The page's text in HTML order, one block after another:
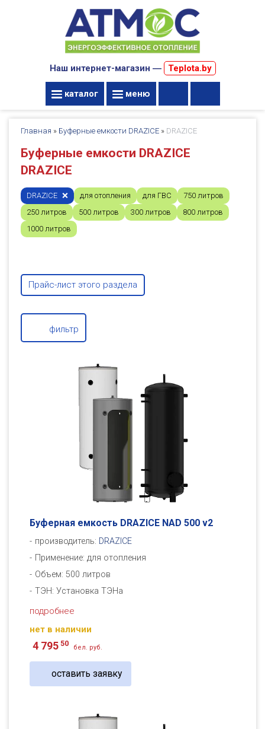
Наш интернет-магазин ― Teplota.by
каталог меню
Главная » Буферные емкости DRAZICE » DRAZICE
Буферные емкости DRAZICE
DRAZICE
DRAZICE для отопления для ГВС
750 литров
250 литров
500 литров 300 литров
800 литров
1000 литров
Прайс-лист этого раздела
фильтр
Буферная емкость DRAZICE NAD 500 v2
производитель: DRAZICE
Применение: для отопления
Объем: 500 литров
ТЭН: Установка ТЭНа
подробнее
нет в наличии
4 795 50 бел. руб.
оставить заявку